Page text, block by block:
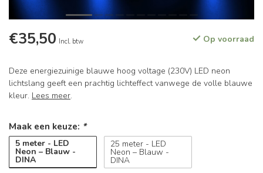
€35,50 Incl. btw Op voorraad
Deze energiezuinige blauwe hoog voltage (230V) LED neon
lichtslang geeft een prachtig lichteffect vanwege de volle blauwe
kleur. Lees meer.
Maak een keuze: *
5 meter - LED
Neon – Blauw -
DINA
25 meter - LED
Neon – Blauw -
DINA